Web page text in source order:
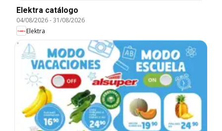
Elektra catálogo
04/08/2026-31/08/2026
Elektra